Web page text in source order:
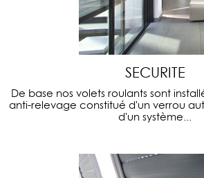
SECURITE
De base nos volets roulants sont
anti-relevage constitué d'un verrou
d'un système...